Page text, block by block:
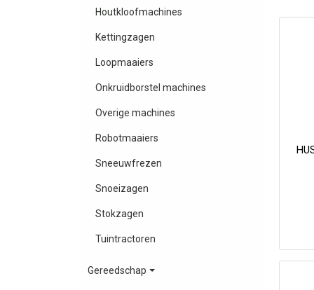
Houtkloofmachines
Kettingzagen
Loopmaaiers
Onkruidborstel machines
Overige machines
Robotmaaiers
Sneeuwfrezen
Snoeizagen
Stokzagen
Tuintractoren
Gereedschap